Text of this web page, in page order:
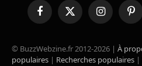
FacebookX
(Twitter)
Instagram
© BuzzWebzine.fr 2012-2026 | À
populaires | Recherches populaires |